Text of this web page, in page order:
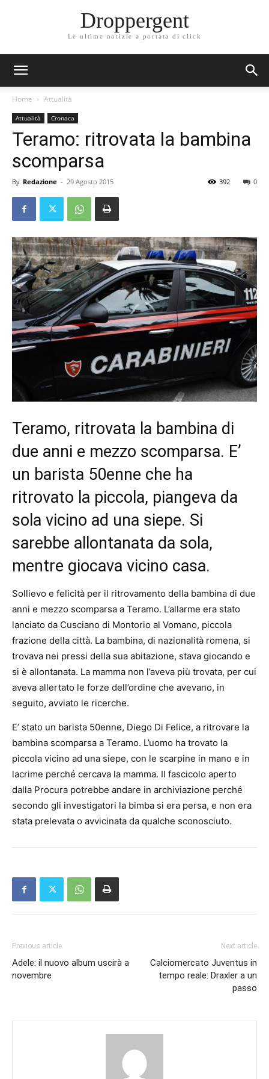
Droppergent
Le ultime notizie a portata di click
Home Attualità
Attualità Cronaca
Teramo: ritrovata la bambina
scomparsa
By Redazione - 29 Agosto 2015 0
392
Teramo, ritrovata la bambina di
due anni e mezzo scomparsa. E’
un barista 50enne che ha
ritrovato la piccola, piangeva da
sola vicino ad una siepe. Si
sarebbe allontanata da sola,
mentre giocava vicino casa.
Sollievo e felicità per il ritrovamento della bambina di due
anni e mezzo scomparsa a Teramo. L’allarme era stato
lanciato da Cusciano di Montorio al Vomano, piccola
frazione della città. La bambina, di nazionalità romena, si
trovava nei pressi della sua abitazione, stava giocando e
si è allontanata. La mamma non l’aveva più trovata, per cui
aveva allertato le forze dell’ordine che avevano, in
seguito, avviato le ricerche.
E’ stato un barista 50enne, Diego Di Felice, a ritrovare la
bambina scomparsa a Teramo. L’uomo ha trovato la
piccola vicino ad una siepe, con le scarpine in mano e in
lacrime perché cercava la mamma. Il fascicolo aperto
dalla Procura potrebbe andare in archiviazione perché
secondo gli investigatori la bimba si era persa, e non era
stata prelevata o avvicinata da qualche sconosciuto.
Previous article
Adele: il nuovo album uscirà a
novembre
Next article
Calciomercato Juventus in
tempo reale: Draxler a un
passo